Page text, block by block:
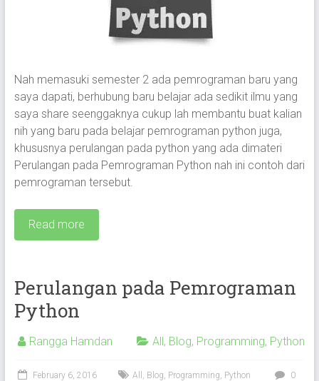
Nah memasuki semester 2 ada pemrograman baru yang
saya dapati, berhubung baru belajar ada sedikit ilmu yang
saya share seenggaknya cukup lah membantu buat kalian
nih yang baru pada belajar pemrograman python juga,
khususnya perulangan pada python yang ada dimateri
Perulangan pada Pemrograman Python nah ini contoh dari
pemrograman tersebut.
Read more
Perulangan pada Pemrograman
Python
Rangga Hamdan All, Blog, Programming, Python
February 6, 2016 All Blog Programming Python
0